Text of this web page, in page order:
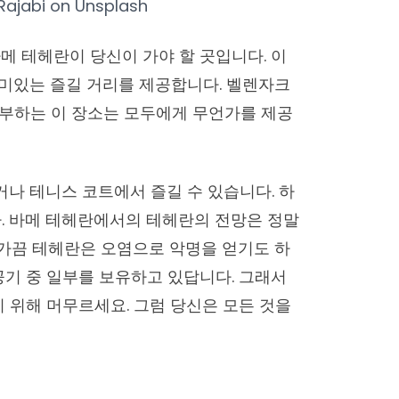
on Unsplash
테헤란이 당신이 가야 할 곳입니다. 이
있는 즐길 거리를 제공합니다. 벨렌자크
하는 이 장소는 모두에게 무언가를 제공
테니스 코트에서 즐길 수 있습니다. 하
메 테헤란에서의 테헤란의 전망은 정말
끔 테헤란은 오염으로 악명을 얻기도 하
중 일부를 보유하고 있답니다. 그래서
해 머무르세요. 그럼 당신은 모든 것을